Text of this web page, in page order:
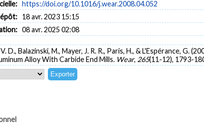
https://doi.org/10.1016/j.wear.2008.04.052
18 avr. 2023 15:15
08 avr. 2025 02:08
D., Balazinski, M., Mayer, J. R. R., Paris, H., & L'Espérance,
Alloy With Carbide End Mills. Wear, 265(11-12), 1793-